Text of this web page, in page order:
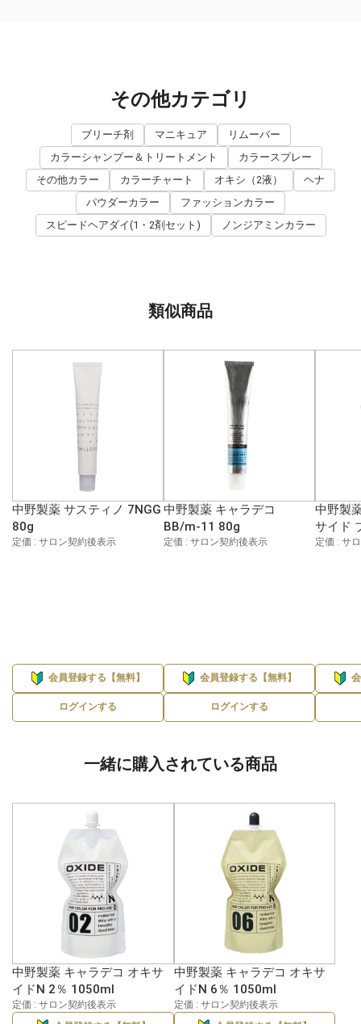
その他カテゴリ
ブリーチ剤 マニキュア
リムーバー
カラーシャンプー＆トリートメント
カラースプレー
その他カラー
カラーチャート オキシ（2液）
ヘナ
パウダーカラー
ファッションカラー
スピードヘアダイ(1・2剤セット)
ノンジアミンカラー
類似商品
中野製薬 サスティノ 7NGG
80g
定価 : サロン契約後表示
会員登録する【無料】
ログインする
中野製薬 キャラデコ
BB/m-11 80g
定価 : サロン契約後表示
会員登録する【無料】
ログインする
中野製
サイド
定価 : サ
一緒に購入されている商品
中野製薬 キャラデコ オキサ
イドN 2％ 1050ml
定価 : サロン契約後表示
中野製薬 キャラデコ オキサ
イドN 6％ 1050ml
定価 : サロン契約後表示